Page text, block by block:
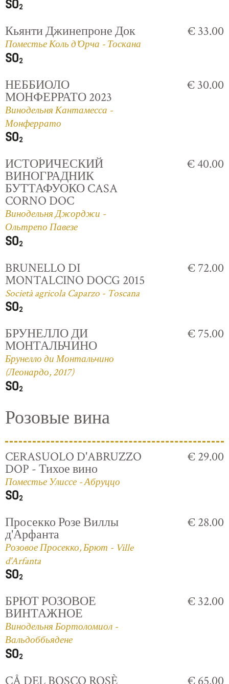
Кьянти Джинепроне Док
Поместье Коль д'Орча - Тоскана
€ 33.00
НЕББИОЛО
МОНФЕРРАТО 2023
Винодельня Кантамесса -
Монферрато
€ 30.00
ИСТОРИЧЕСКИЙ
ВИНОГРАДНИК
БУТТАФУОКО CASA
CORNO DOC
Винодельня Джорджи -
Ольтрепо Павезе
€ 40.00
BRUNELLO DI
MONTALCINO DOCG 2015
Società agricola Caparzo - Toscana
€ 72.00
БРУНЕЛЛО ДИ
МОНТАЛЬЧИНО
Брунелло ди Монтальчино
(Леонардо, 2017)
€ 75.00
Розовые вина
CERASUOLO D'ABRUZZO
DOP - Тихое вино
Поместье Улиссе - Абруццо
€ 29.00
Просекко Розе Виллы
д'Арфанта
Розовое Просекко, Брют - Ville
d'Arfanta
€ 28.00
БРЮТ РОЗОВОЕ
ВИНТАЖНОЕ
Винодельня Бортоломиол -
Вальдоббьядене
€ 32.00
CÅ DEL BOSCO ROSÈ € 65.00